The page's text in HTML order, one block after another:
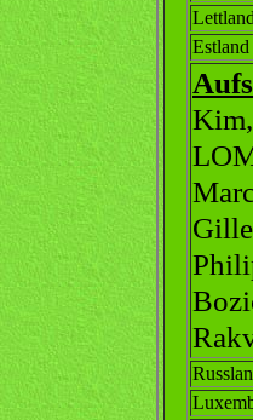
Lettland
Estland